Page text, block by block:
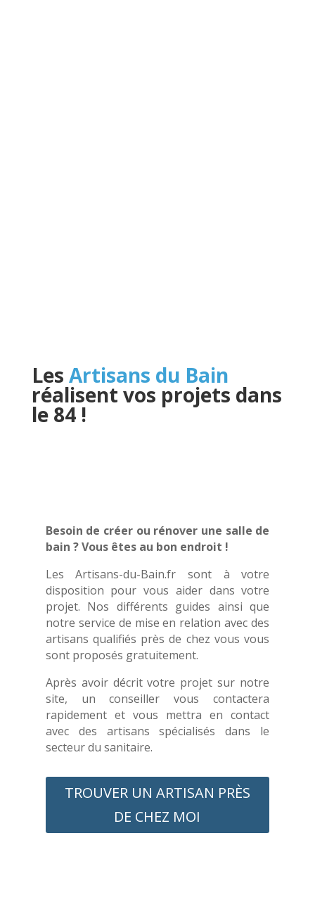
Les Artisans du Bain
réalisent vos projets dans
le 84 !
Besoin de créer ou rénover une salle de
bain ? Vous êtes au bon endroit !
Les Artisans-du-Bain.fr sont à votre
disposition pour vous aider dans votre
projet. Nos différents guides ainsi que
notre service de mise en relation avec des
artisans qualifiés près de chez vous vous
sont proposés gratuitement.
Après avoir décrit votre projet sur notre
site, un conseiller vous contactera
rapidement et vous mettra en contact
avec des artisans spécialisés dans le
secteur du sanitaire.
TROUVER UN ARTISAN PRÈS
DE CHEZ MOI